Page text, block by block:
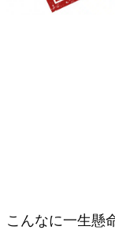
こんなに一生懸